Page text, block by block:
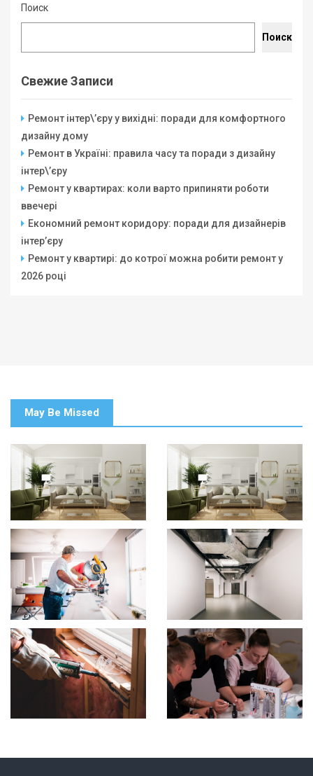
Поиск
Поиск
Свежие Записи
Ремонт інтер\’єру у вихідні: поради для комфортного
дизайну дому
Ремонт в Україні: правила часу та поради з дизайну
інтер\’єру
Ремонт у квартирах: коли варто припиняти роботи
ввечері
Економний ремонт коридору: поради для дизайнерів
інтер’єру
Ремонт у квартирі: до котрої можна робити ремонт у
2026 році
May Be Missed